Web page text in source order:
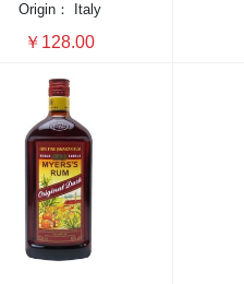
Origin：
Italy
￥128.00